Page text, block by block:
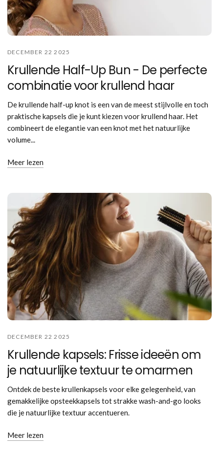
DECEMBER 22 2025
Krullende Half-Up Bun - De perfecte
combinatie voor krullend haar
De krullende half-up knot is een van de meest stijlvolle en toch
praktische kapsels die je kunt kiezen voor krullend haar. Het
combineert de elegantie van een knot met het natuurlijke
volume...
Meer lezen
DECEMBER 22 2025
Krullende kapsels: Frisse ideeën om
je natuurlijke textuur te omarmen
Ontdek de beste krullenkapsels voor elke gelegenheid, van
gemakkelijke opsteekkapsels tot strakke wash-and-go looks
die je natuurlijke textuur accentueren.
Meer lezen